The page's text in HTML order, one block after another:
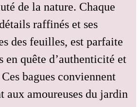
de la nature. Chaque
raffinés et ses
des feuilles, est parfaite
en quête d’authenticité et
bagues conviennent
aux amoureuses du jardin